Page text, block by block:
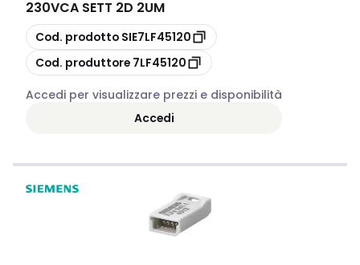
230VCA SETT 2D 2UM
copia
Cod. prodotto SIE7LF45120
copia
Cod. produttore 7LF45120
Accedi per visualizzare prezzi e disponibilità
Accedi